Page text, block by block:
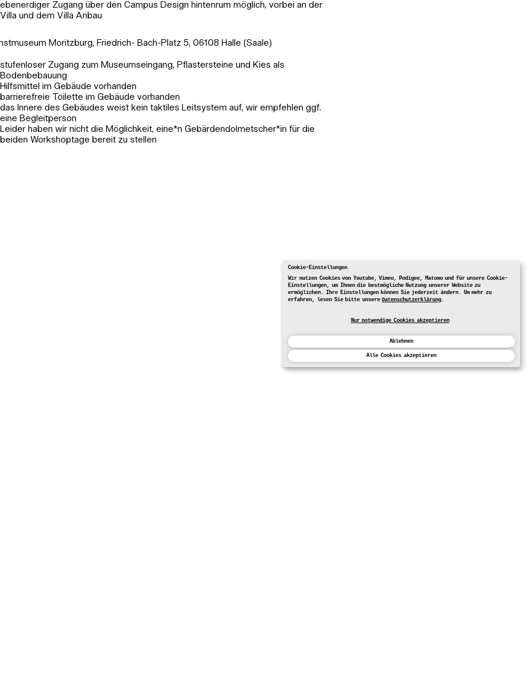
Cookie-Einstellungen
Wir nutzen Cookies von Youtube, Vimeo, Podigee, Matomo und für unsere Cookie-
Einstellungen, um Ihnen die bestmögliche Nutzung unserer Website zu
ermöglichen. Ihre Einstellungen können Sie jederzeit ändern. Um mehr zu
erfahren, lesen Sie bitte unsereDatenschutzerklärung.
Nur notwendige Cookies akzeptieren
Ablehnen
Alle Cookies akzeptieren
ebenerdiger Zugang über den Campus Design hintenrum möglich, vorbei an der
Villa und dem Villa Anbau
Moritzburg, Friedrich- Bach-Platz 5, 06108 Halle (Saale)
stufenloser Zugang zum Museumseingang, Pflastersteine und Kies als
Bodenbebauung
Hilfsmittel im Gebäude vorhanden
barrierefreie Toilette im Gebäude vorhanden
das Innere des Gebäudes weist kein taktiles Leitsystem auf, wir empfehlen ggf.
eine Begleitperson
Leider haben wir nicht die Möglichkeit, eine*n Gebärdendolmetscher*in für die
beiden Workshoptage bereit zu stellen